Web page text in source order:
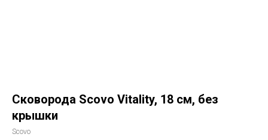
Сковорода Scovo Vitality, 18 см, без
крышки
Scovo